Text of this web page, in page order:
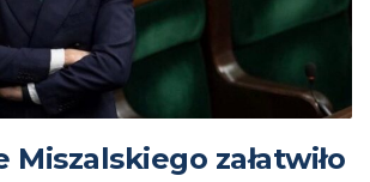
Miszalskiego załatwiło